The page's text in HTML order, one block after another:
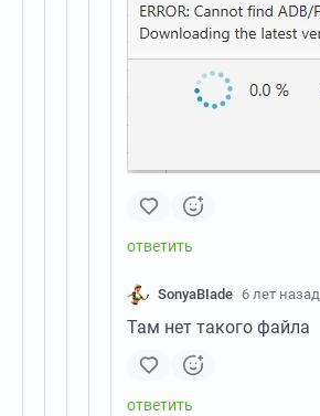
SonyaBIade 6 лет назад
Там нет такого файла